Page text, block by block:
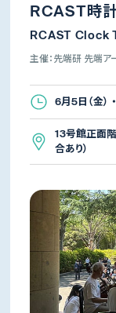
RCAST時
RCAST Clock
主催：先端研 先端ア
6月5日（金）
13号館正面
合あり）